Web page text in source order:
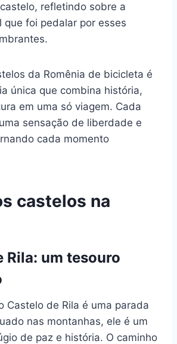
refletindo sobre a
que foi pedalar por esses
da Romênia de bicicleta é
única que combina história,
em uma só viagem. Cada
sensação de liberdade e
cada momento
castelos na
Rila: um tesouro
Castelo de Rila é uma parada
nas montanhas, ele é um
de paz e história. O caminho